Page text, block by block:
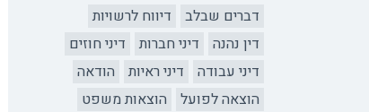
דברים שבלב
דיווח לרשויות
דין נהנה
דיני חברות
דיני חוזים
דיני עבודה
דיני ראיות
הודאה
הוצאה לפועל
הוצאות משפט